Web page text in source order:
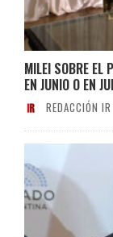
MILEI SOBRE EL
EN JUNIO O EN
REDACCIÓN IR